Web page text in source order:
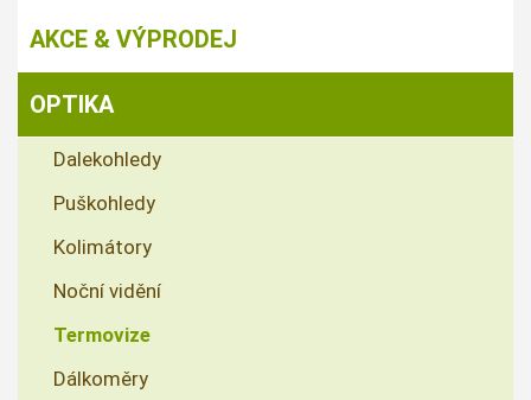
AKCE & VÝPRODEJ
OPTIKA
Dalekohledy
Puškohledy
Kolimátory
Noční vidění
Termovize
Dálkoměry